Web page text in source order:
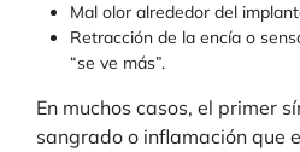
Mal olor alrededor del
Retracción de la encía o
“se ve más”.
En muchos casos, el primer
sangrado o inflamación que